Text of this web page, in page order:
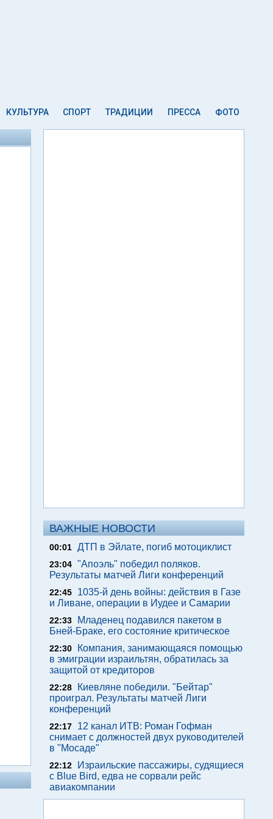
КУЛЬТУРА СПОРТ ТРАДИЦИИ ПРЕССА ФОТО
ВАЖНЫЕ НОВОСТИ
00:01 ДТП в Эйлате, погиб мотоциклист
23:04 "Апоэль" победил поляков.
Результаты матчей Лиги конференций
22:45
1035-й день войны: действия в Газе
и Ливане, операции в Иудее и Самарии
22:33
Младенец подавился пакетом в
Бней-Браке, его состояние критическое
22:30
Компания, занимающаяся помощью
в эмиграции израильтян, обратилась за
защитой от кредиторов
22:28
Киевляне победили. "Бейтар"
проиграл. Результаты матчей Лиги
конференций
22:17
12 канал ИТВ: Роман Гофман
снимает с должностей двух руководителей
в "Мосаде"
22:12
Израильские пассажиры, судящиеся
с Blue Bird, едва не сорвали рейс
авиакомпании